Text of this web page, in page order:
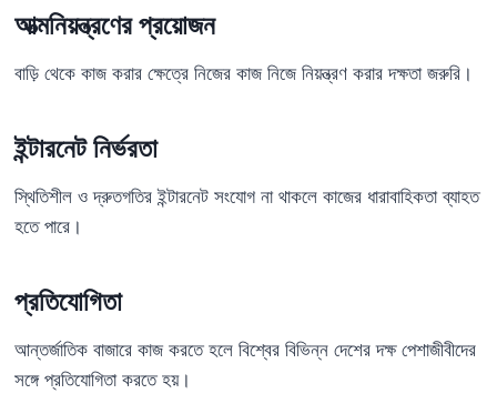
আত্মনিয়ন্ত্রণের প্রয়োজন
বাড়ি থেকে কাজ করার ক্ষেত্রে নিজের কাজ নিজে নিয়ন্ত্রণ করার দক্ষতা জরুরি।
ইন্টারনেট নির্ভরতা
স্থিতিশীল ও দ্রুতগতির ইন্টারনেট সংযোগ না থাকলে কাজের ধারাবাহিকতা ব্যাহত
হতে পারে।
প্রতিযোগিতা
আন্তর্জাতিক বাজারে কাজ করতে হলে বিশ্বের বিভিন্ন দেশের দক্ষ পেশাজীবীদের
সঙ্গে প্রতিযোগিতা করতে হয়।